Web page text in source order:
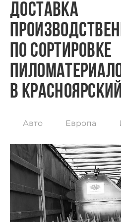
ДОСТАВКА
ПО СОРТИРОВКЕ
В
Авто Европа